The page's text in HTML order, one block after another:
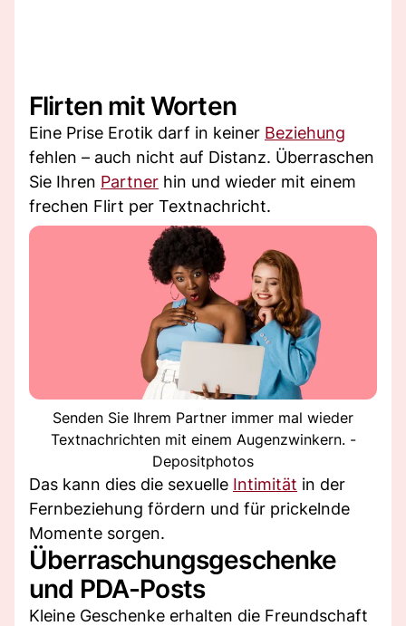
Flirten mit Worten
Eine Prise Erotik darf in keiner Beziehung
fehlen – auch nicht auf Distanz. Überraschen
Sie Ihren Partner hin und wieder mit einem
frechen Flirt per Textnachricht.
Senden Sie Ihrem Partner immer mal wieder
Textnachrichten mit einem Augenzwinkern. -
Depositphotos
Das kann dies die sexuelle Intimität in der
Fernbeziehung fördern und für prickelnde
Momente sorgen.
Überraschungsgeschenke
und PDA-Posts
Kleine Geschenke erhalten die Freundschaft